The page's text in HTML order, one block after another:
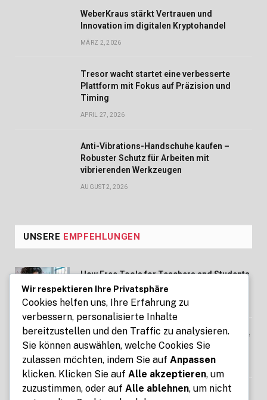
WeberKraus stärkt Vertrauen und
Innovation im digitalen Kryptohandel
MÄRZ 2, 2026
Tresor wacht startet eine verbesserte
Plattform mit Fokus auf Präzision und
Timing
APRIL 27, 2026
Anti-Vibrations-Handschuhe kaufen –
Robuster Schutz für Arbeiten mit
vibrierenden Werkzeugen
AUGUST 2, 2026
UNSERE EMPFEHLUNGEN
How Free Tools for Teachers and Students
Make Education Easier with ClassTools24
AUGUST 6, 2026
Zeitrechner für Arbeit, Reisen und Projekte
– Zeitabstände schnell ermitteln
AUGUST 3, 2026
Technologie News über Künstliche
Wir respektieren Ihre Privatsphäre
Cookies helfen uns, Ihre Erfahrung zu
verbessern, personalisierte Inhalte
bereitzustellen und den Traffic zu analysieren.
Sie können auswählen, welche Cookies Sie
zulassen möchten, indem Sie auf Anpassen
klicken. Klicken Sie auf Alle akzeptieren, um
zuzustimmen, oder auf Alle ablehnen, um nicht